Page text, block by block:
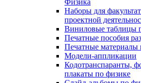
Физика
Наборы для
проектной
Виниловые таблицы
Печатные пособия
Печатные материалы
Модели-аппликации
Кодотранспаранты,
плакаты по физике